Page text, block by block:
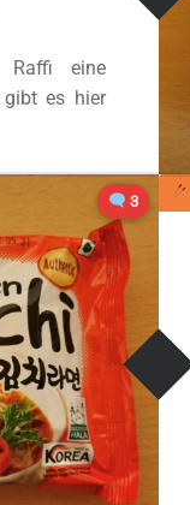
Raffi eine
gibt es hier
“#2452: Samyang „Buldak Rosé Hot Chicken Flavor Ramen“” 3